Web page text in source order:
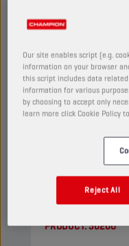
CHAMPION
PRODUCT:50200
Our site enables script (e.g.
information on your browser
this script includes data
information for various
by choosing to accept only
learn more click Cookie Policy
Reject All